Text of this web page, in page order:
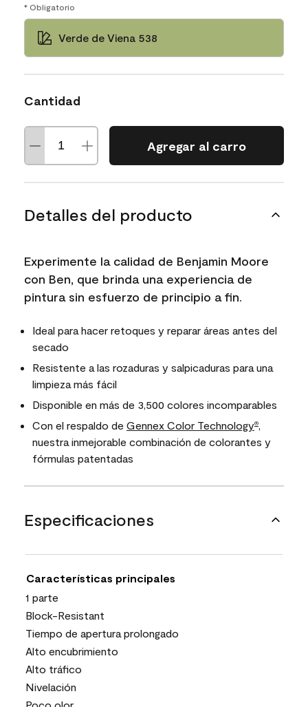
* Obligatorio
Verde de Viena 538
Cantidad
Agregar al carro
Detalles del producto
Experimente la calidad de Benjamin Moore
con Ben, que brinda una experiencia de
pintura sin esfuerzo de principio a fin.
Ideal para hacer retoques y reparar áreas antes del
secado
Resistente a las rozaduras y salpicaduras para una
limpieza más fácil
Disponible en más de 3,500 colores incomparables
Con el respaldo de Gennex Color Technology®,
nuestra inmejorable combinación de colorantes y
fórmulas patentadas
Especificaciones
Características principales
1 parte
Block-Resistant
Tiempo de apertura prolongado
Alto encubrimiento
Alto tráfico
Nivelación